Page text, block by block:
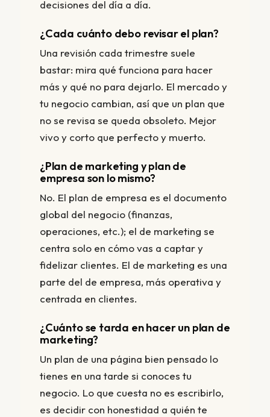
decisiones del día a día.
¿Cada cuánto debo revisar el plan?
Una revisión cada trimestre suele
bastar: mira qué funciona para hacer
más y qué no para dejarlo. El mercado y
tu negocio cambian, así que un plan que
no se revisa se queda obsoleto. Mejor
vivo y corto que perfecto y muerto.
¿Plan de marketing y plan de
empresa son lo mismo?
No. El plan de empresa es el documento
global del negocio (finanzas,
operaciones, etc.); el de marketing se
centra solo en cómo vas a captar y
fidelizar clientes. El de marketing es una
parte del de empresa, más operativa y
centrada en clientes.
¿Cuánto se tarda en hacer un plan de
marketing?
Un plan de una página bien pensado lo
tienes en una tarde si conoces tu
negocio. Lo que cuesta no es escribirlo,
es decidir con honestidad a quién te